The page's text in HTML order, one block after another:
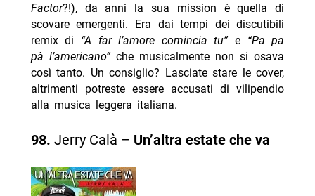
Factor?!), da anni la sua mission è quella di
scovare emergenti. Era dai tempi dei discutibili
remix di “A far l’amore comincia tu”e “Pa pa
pà l’americano”che musicalmente non si osava
così tanto. Un consiglio? Lasciate stare le cover,
altrimenti potreste essere accusati di vilipendio
alla musica leggera italiana.
98. Jerry Calà – Un’altra estate che va